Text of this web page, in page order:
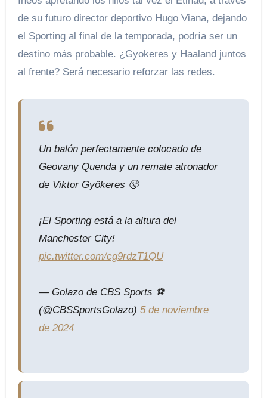
de su futuro director deportivo Hugo Viana, dejando
el Sporting al final de la temporada, podría ser un
destino más probable. ¿Gyokeres y Haaland juntos
al frente? Será necesario reforzar las redes.
Un balón perfectamente colocado de
Geovany Quenda y un remate atronador
de Viktor Gyökeres 😤
¡El Sporting está a la altura del
Manchester City!
pic.twitter.com/cg9rdzT1QU
— Golazo de CBS Sports ⚽️
(@CBSSportsGolazo) 5 de noviembre
de 2024